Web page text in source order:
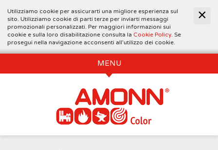
Utilizziamo cookie per assicurarti una migliore esperienza sul
sito. Utilizziamo cookie di parti terze per inviarti messaggi
promozionali personalizzati. Per maggiori informazioni sui
cookie e sulla loro disabilitazione consulta la Cookie Policy. Se
prosegui nella navigazione acconsenti all’utilizzo dei cookie.
MENU